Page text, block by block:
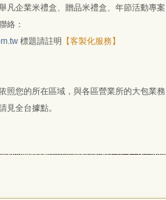
凡企業米禮盒、贈品米禮盒、年節活動專
絡：
標題請註明 【客製化服務】
照您的所在區域，與各區營業所的大包業務
見全台據點。